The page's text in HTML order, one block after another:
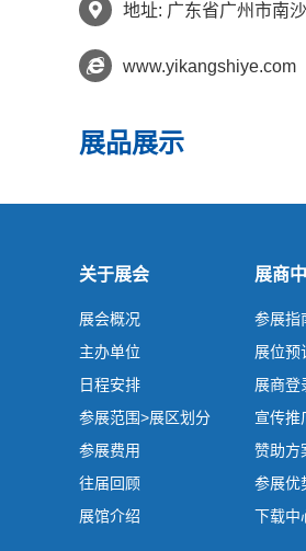
地址: 广东省广州市南
www.yikangshiye.com
展品展示
关于展会
展会概况
主办单位
日程安排
参展范围>展区划分
参展费用
往届回顾
展馆介绍
展商
参展指
展位预
展商登
宣传推
赞助方
参展优
下载中